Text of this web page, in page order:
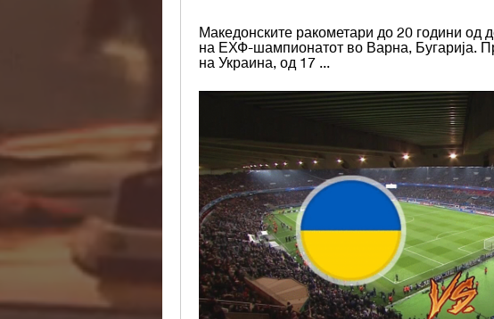
Македонските ракометари до 20 години од
на ЕХФ-шампионатот во Варна, Бугарија.
на Украина, од 17 ...